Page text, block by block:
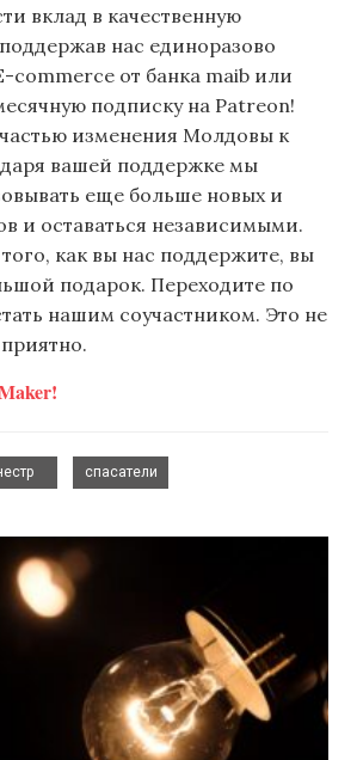
вклад в качественную
нас единоразово
commerce от банка maib или
подписку на Patreon!
изменения Молдовы к
вашей поддержке мы
еще больше новых и
и оставаться независимыми.
как вы нас поддержите, вы
подарок. Переходите по
нашим соучастником. Это не
спасатели